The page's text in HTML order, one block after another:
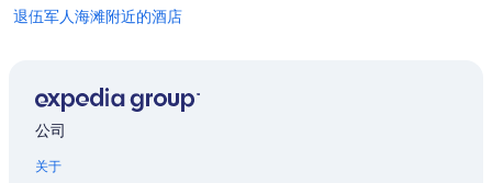
退伍军人海滩附近的酒店
弗罗斯特普鲁夫的度假村
公司
关于